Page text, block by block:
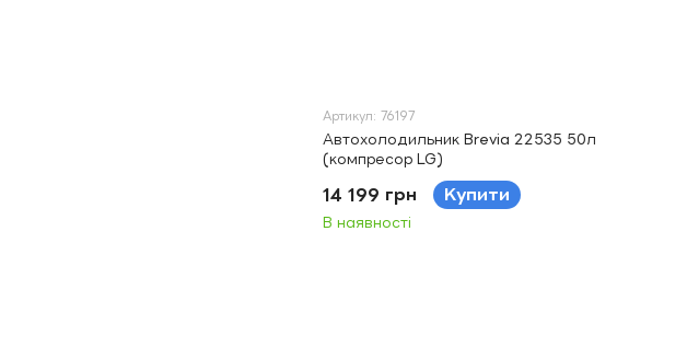
Артикул: 76197
Автохолодильник Brevia 22535 50л
(компресор LG)
14 199 грн Купити
В наявності